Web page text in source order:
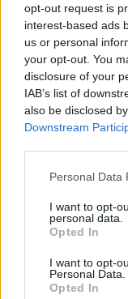
opt-out request is
interest-based ads
us or personal
your opt-out. You
disclosure of your
IAB’s list of
also be disclosed
Downstream
Personal Data
I want to opt-
personal data.
Opted In
I want to opt-
Personal Data.
Opted In
Είναι
η σειρά εάν η
ρόλο. Ίσως η
διαφορετική
εξέλιξη της
Παρ’ όλα αυτά,
δικό της
ένα από τα